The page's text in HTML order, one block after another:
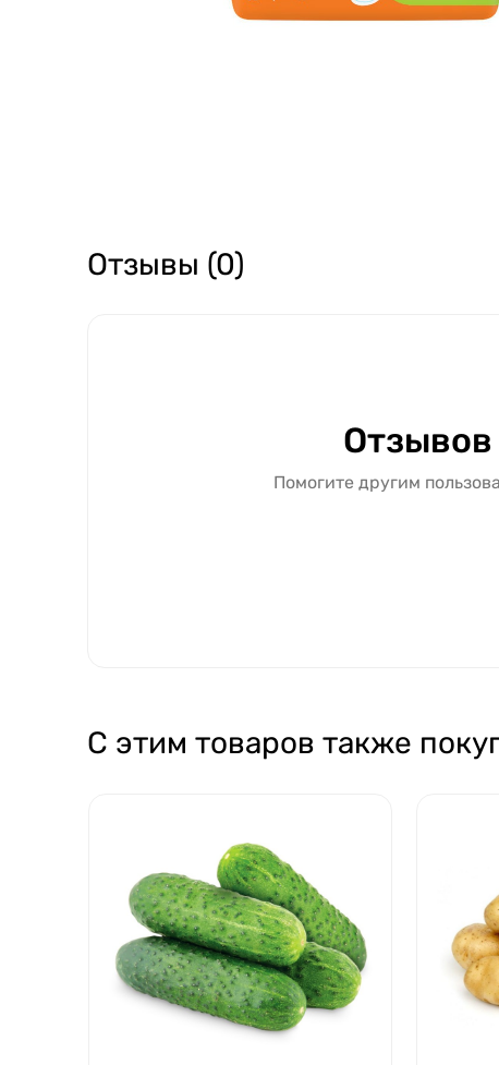
Отзывы (0)
Помогите другим
С этим товаров также